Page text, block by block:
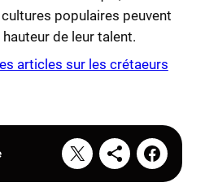
populaires peuvent
de leur talent.
articles sur les crétaeurs